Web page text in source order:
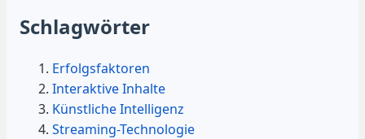
Schlagwörter
Erfolgsfaktoren
Interaktive Inhalte
Künstliche Intelligenz
Streaming-Technologie